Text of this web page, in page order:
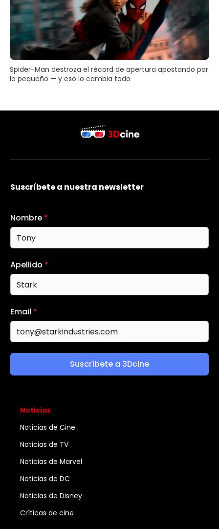
Spider-Man destroza el récord de apertura apostando por
lo pequeño — y eso lo cambia todo
Suscríbete a nuestra newsletter
Nombre *
Apellido *
Email *
Suscríbete a 3Dcine
Noticias
Noticias de Cine
Noticias de TV
Noticias de Marvel
Noticias de DC
Noticias de Disney
Críticas de cine